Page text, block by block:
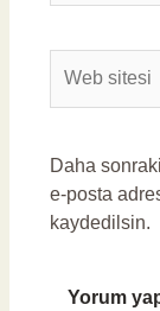
sitesi
Daha
e-posta
kaydedilsin.